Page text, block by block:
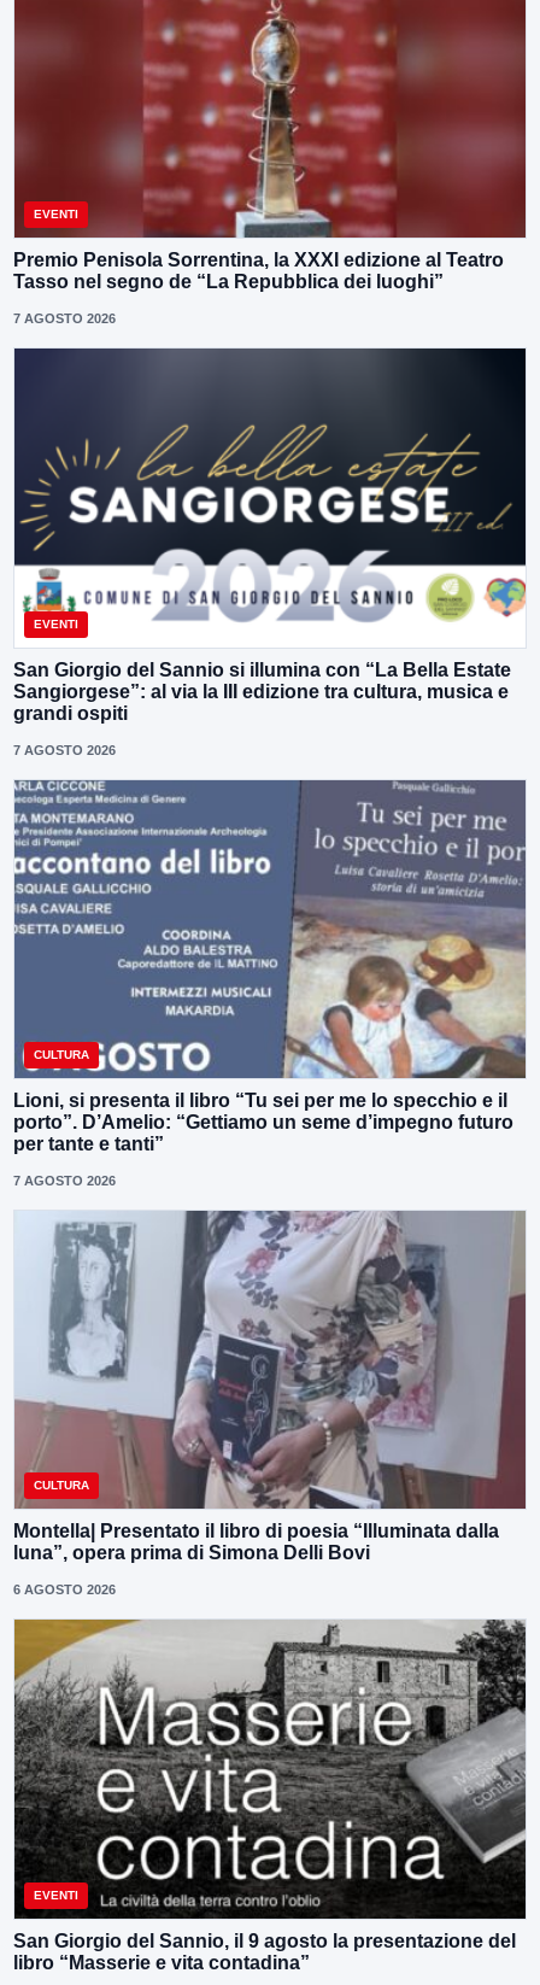
EVENTI
Premio Penisola Sorrentina, la XXXI edizione al Teatro
Tasso nel segno de “La Repubblica dei luoghi”
7 AGOSTO 2026
EVENTI
San Giorgio del Sannio si illumina con “La Bella Estate
Sangiorgese”: al via la III edizione tra cultura, musica e
grandi ospiti
7 AGOSTO 2026
CULTURA
Lioni, si presenta il libro “Tu sei per me lo specchio e il
porto”. D’Amelio: “Gettiamo un seme d’impegno futuro
per tante e tanti”
7 AGOSTO 2026
CULTURA
Montella| Presentato il libro di poesia “Illuminata dalla
luna”, opera prima di Simona Delli Bovi
6 AGOSTO 2026
EVENTI
San Giorgio del Sannio, il 9 agosto la presentazione del
libro “Masserie e vita contadina”